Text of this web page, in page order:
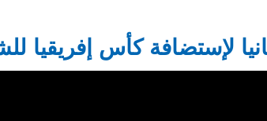
لإستضافة كأس إفريقيا